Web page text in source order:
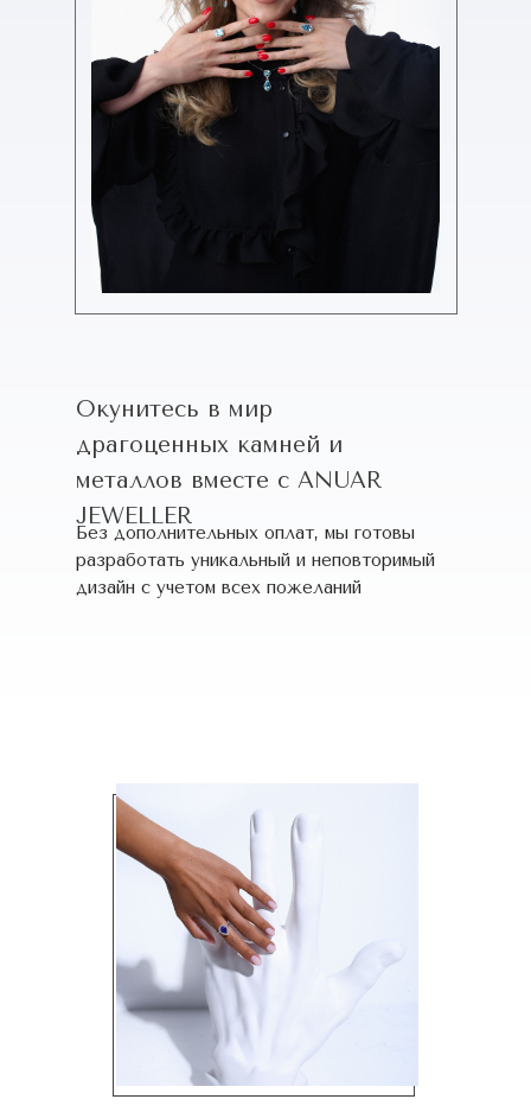
Окунитесь в мир
драгоценных камней и
металлов вместе с ANUAR
JEWELLER
Без дополнительных оплат, мы готовы
разработать уникальный и неповторимый
дизайн c учетом всех пожеланий